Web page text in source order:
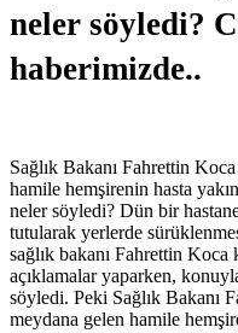
neler söyledi?
haberimizde..
Sağlık Bakanı Fahrettin
hamile hemşirenin hasta
neler söyledi? Dün bir
tutularak yerlerde
sağlık bakanı Fahrettin
açıklamalar yaparken,
söyledi. Peki Sağlık Bakanı
meydana gelen hamile